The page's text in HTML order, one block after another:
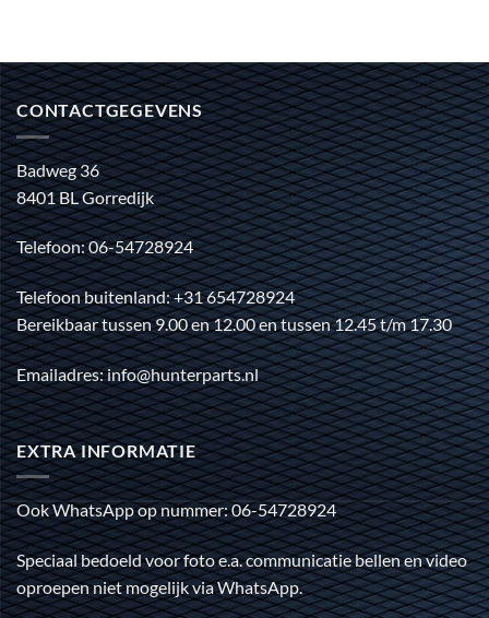
CONTACTGEGEVENS
Badweg 36
8401 BL Gorredijk
Telefoon: 06-54728924
Telefoon buitenland: +31 654728924
Bereikbaar tussen 9.00 en 12.00 en tussen 12.45 t/m 17.30
Emailadres: info@hunterparts.nl
EXTRA INFORMATIE
Ook WhatsApp op nummer: 06-54728924
Speciaal bedoeld voor foto e.a. communicatie bellen en video
oproepen niet mogelijk via WhatsApp.